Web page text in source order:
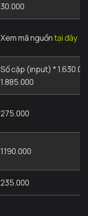
30.000
Xem mã nguồntại đây
Số cặp (input) *
1.885.000
275.000
1.190.000
235.000